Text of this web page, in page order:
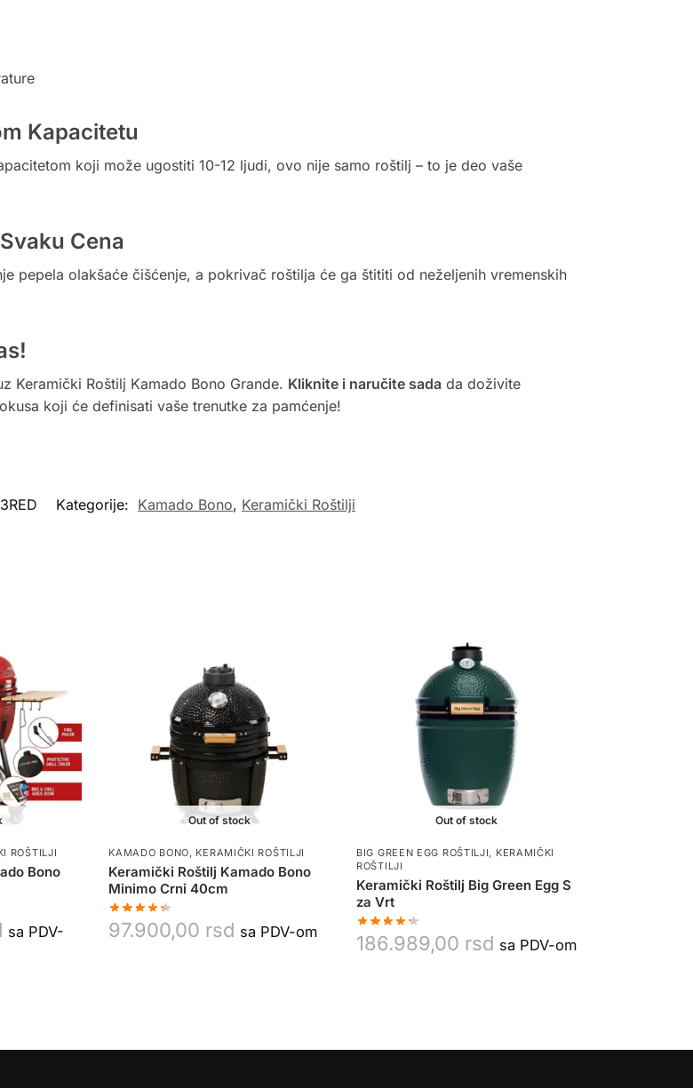
Kapacitetu
koji može ugostiti 10-12 ljudi, ovo nije samo roštilj – to je deo vaše
Cena
pepela olakšaće čišćenje, a pokrivač roštilja će ga štititi od neželjenih vremenskih
Keramički Roštilj Kamado Bono Grande. Kliknite i naručite sada da doživite
koji će definisati vaše trenutke za pamćenje!
Kategorije: Kamado Bono, Keramički Roštilji
ROŠTILJI
Bono
sa PDV-
Out of stock
KAMADO BONO, KERAMIČKI ROŠTILJI
Keramički Roštilj Kamado Bono
Minimo Crni 40cm
97.900,00 rsd sa PDV-om
Out of stock
BIG GREEN EGG ROŠTILJI, KERAMIČKI
ROŠTILJI
Keramički Roštilj Big Green Egg S
za Vrt
186.989,00 rsd sa PDV-om